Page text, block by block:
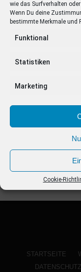
wie das Surfverhalten
Wenn Du deine
bestimmte Merkmale und
Funktional
Statistiken
Marketing
Cookie-
STARS
von
STARTSEITE